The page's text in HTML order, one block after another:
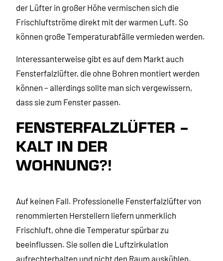
der Lüfter in großer Höhe vermischen sich die
Frischluftströme direkt mit der warmen Luft. So
können große Temperaturabfälle vermieden werden.
Interessanterweise gibt es auf dem Markt auch
Fensterfalzlüfter, die ohne Bohren montiert werden
können – allerdings sollte man sich vergewissern,
dass sie zum Fenster passen.
FENSTERFALZLÜFTER –
KALT IN DER
WOHNUNG?!
Auf keinen Fall. Professionelle Fensterfalzlüfter von
renommierten Herstellern liefern unmerklich
Frischluft, ohne die Temperatur spürbar zu
beeinflussen. Sie sollen die Luftzirkulation
aufrechterhalten und nicht den Raum auskühlen.